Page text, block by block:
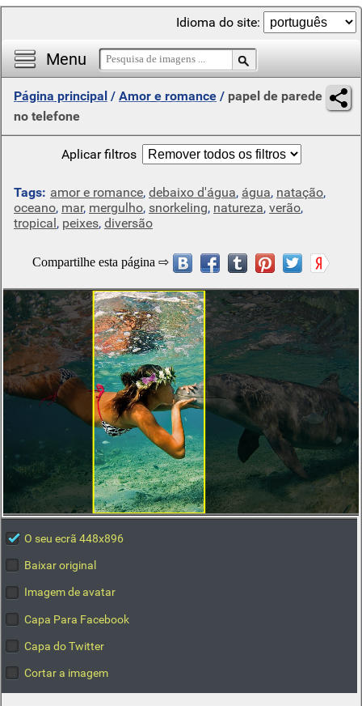
Menu
Idioma do site:
Página principal / Amor e romance / papel de parede
no telefone
Aplicar filtros
Tags: amor e romance, debaixo d'água, água, natação,
oceano, mar, mergulho, snorkeling, natureza, verão,
tropical, peixes, diversão
O seu ecrã 448x896
Baixar original
Imagem de avatar
Capa Para Facebook
Capa do Twitter
Cortar a imagem